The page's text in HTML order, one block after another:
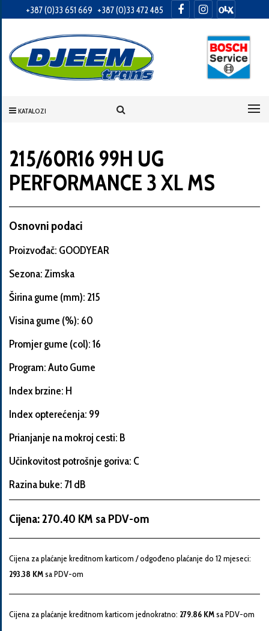
+387 (0)33 651 669 +387 (0)33 472 485
KATALOZI
Informacije
o
Vaša
Broj
Informacije
o
automobila
motora
proizvodnje
215/60R16 99H UG
PERFORMANCE 3 XL MS
Osnovni podaci
Proizvođač: GOODYEAR
Sezona: Zimska
Širina gume (mm): 215
Visina gume (%): 60
Promjer gume (col): 16
Program: Auto Gume
Index brzine: H
Index opterećenja: 99
Prianjanje na mokroj cesti: B
Učinkovitost potrošnje goriva: C
Razina buke: 71 dB
Cijena: 270.40 KM sa PDV-om
Cijena za plaćanje kreditnom karticom / odgođeno plaćanje do 12 mjeseci:
293.38 KMsa PDV-om
Cijena za plaćanje kreditnom karticom jednokratno: 279.86 KMsa PDV-om